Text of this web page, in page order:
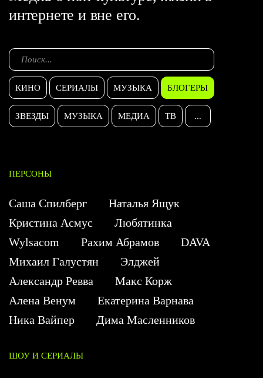
интернете и вне его.
КИНО СЕРИАЛЫ МУЗЫКА БЛОГЕРЫ
ЗВЕЗДЫ МУЗЫКА МЕДИА ТВ ...
ПЕРСОНЫ
Саша Спилберг
Наталья Ящук
Кристина Асмус
Любятинка
Wylsacom
Рахим Абрамов
DAVA
Михаил Галустян
Элджей
Александр Ревва
Макс Корж
Алена Венум
Екатерина Варнава
Ника Вайпер
Дима Масленников
ШОУ И СЕРИАЛЫ